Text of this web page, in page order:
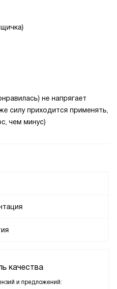
не напрягает
силу приходится применять,
чем минус)
качества
и предложений: